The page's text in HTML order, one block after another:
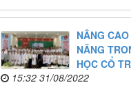
NÂNG
NĂNG
HỌC CỔ
15:32 31/08/2022